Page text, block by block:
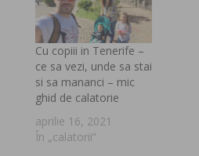
Cu copiii in Tenerife –
ce sa vezi, unde sa stai
si sa mananci – mic
ghid de calatorie
aprilie 16, 2021
În „calatorii”